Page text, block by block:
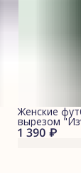
1 390 ₽
Женские
вырезом